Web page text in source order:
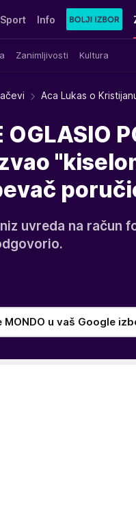
Sport Info
Zanimljivosti Kultura
Aca Lukas o
uvreda na račun
MONDO u vaš Google